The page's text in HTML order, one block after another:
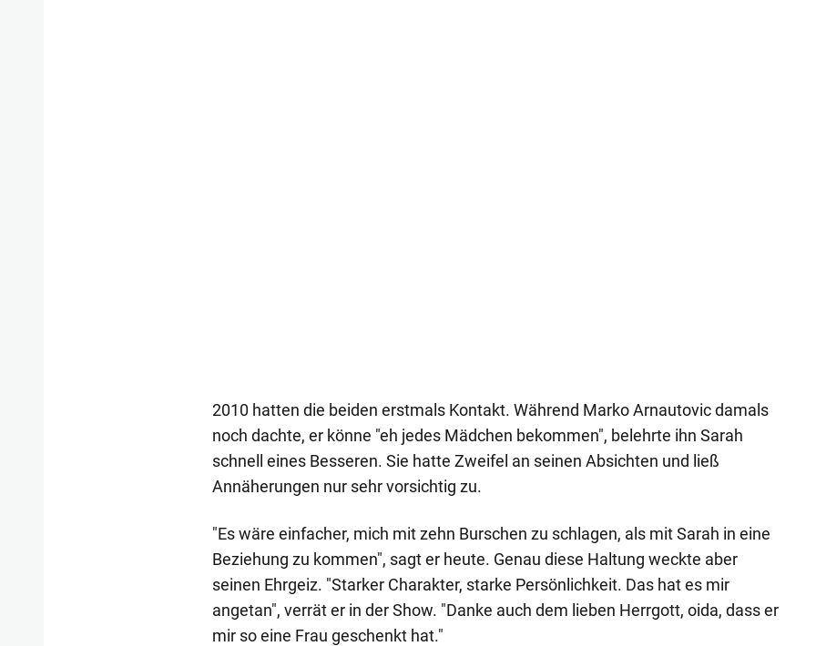
2010 hatten die beiden erstmals Kontakt. Während Marko Arnautovic damals
noch dachte, er könne "eh jedes Mädchen bekommen", belehrte ihn Sarah
schnell eines Besseren. Sie hatte Zweifel an seinen Absichten und ließ
Annäherungen nur sehr vorsichtig zu.
"Es wäre einfacher, mich mit zehn Burschen zu schlagen, als mit Sarah in eine
Beziehung zu kommen", sagt er heute. Genau diese Haltung weckte aber
seinen Ehrgeiz. "Starker Charakter, starke Persönlichkeit. Das hat es mir
angetan", verrät er in der Show. "Danke auch dem lieben Herrgott, oida, dass er
mir so eine Frau geschenkt hat."